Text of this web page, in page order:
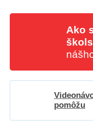
Ako
pomôžu